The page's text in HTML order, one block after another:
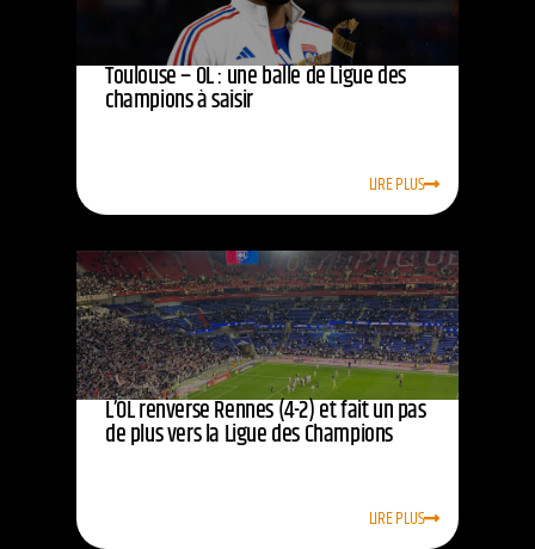
Toulouse – OL : une balle de Ligue des
champions à saisir
LIRE PLUS
L’OL renverse Rennes (4-2) et fait un pas
de plus vers la Ligue des Champions
LIRE PLUS